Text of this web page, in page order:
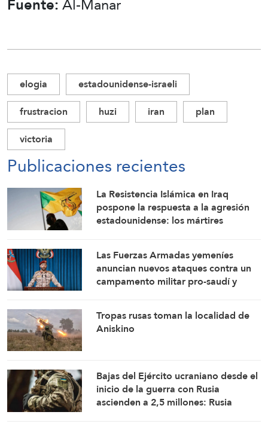
elogia
estadounidense-israeli
frustracion
huzi iran
plan
victoria
Publicaciones recientes
La Resistencia Islámica en Iraq
pospone la respuesta a la agresión
estadounidense: los mártires
Las Fuerzas Armadas yemeníes
anuncian nuevos ataques contra un
campamento militar pro-saudí y
asedio y escalada por escalada
Tropas rusas toman la localidad de
Aniskino
Bajas del Ejército ucraniano desde el
inicio de la guerra con Rusia
ascienden a 2,5 millones: Rusia